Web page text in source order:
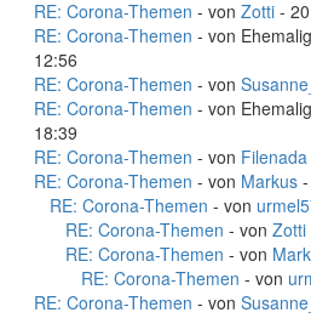
RE: Corona-Themen - von Zotti -
RE: Corona-Themen - von
12:56
RE: Corona-Themen - von
RE: Corona-Themen - von
18:39
RE: Corona-Themen - von Filenada
RE: Corona-Themen - von Markus
RE: Corona-Themen - von
RE: Corona-Themen - von Zotti
RE: Corona-Themen - von
RE: Corona-Themen - von
RE: Corona-Themen - von